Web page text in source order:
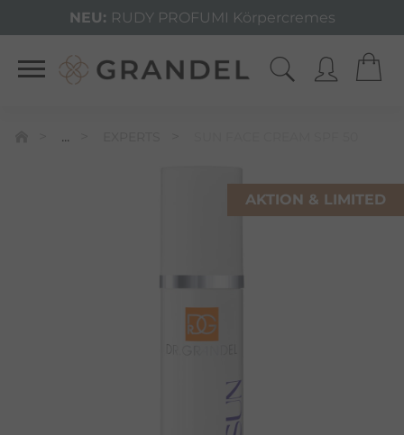
NEU: RUDY PROFUMI Körpercremes
...
AKTION & LIMITED